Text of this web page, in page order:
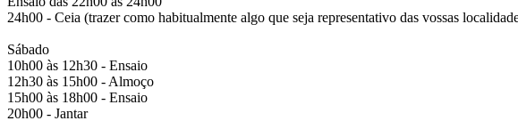
24h00 - Ceia (trazer como habitualmente algo que seja representativo das vossas
Sábado
10h00 às 12h30 - Ensaio
12h30 às 15h00 - Almoço
15h00 às 18h00 - Ensaio
20h00 - Jantar